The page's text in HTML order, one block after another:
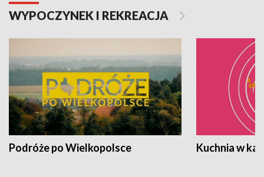
WYPOCZYNEK I REKREACJA
Podróże po Wielkopolsce Kuchnia w